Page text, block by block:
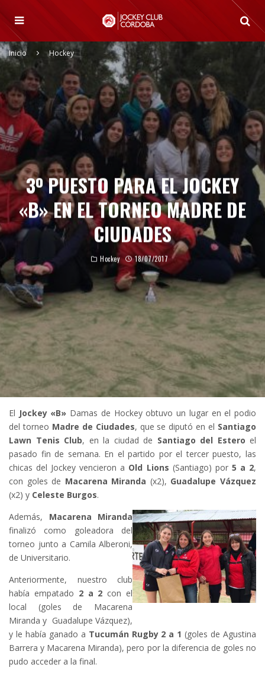
Inicio Hockey
3º PUESTO PARA EL JOCKEY
«B» EN EL TORNEO MADRE DE
CIUDADES
Hockey 18/07/2017
El Jockey «B» Damas de Hockey obtuvo un lugar en el podio
del torneo Madre de Ciudades, que se diputó en el Santiago
Lawn Tenis Club, en la ciudad de Santiago del Estero el
pasado fin de semana. En el partido por el tercer puesto, las
chicas del Jockey vencieron a Old Lions (Santiago) por 5 a 2,
con goles de Macarena Miranda (x2), Guadalupe Vázquez
(x2) y Celeste Burgos.
Además, Macarena Miranda
finalizó como goleadora del
torneo junto a Camila Alberoni,
de Universitario.
Anteriormente, nuestro club
había empatado 2 a 2 con el
local (goles de Macarena
Miranda y Guadalupe Vázquez),
y le había ganado a Tucumán Rugby 2 a 1 (goles de Agustina
Barrera y Macarena Miranda), pero por la diferencia de goles no
pudo acceder a la final.